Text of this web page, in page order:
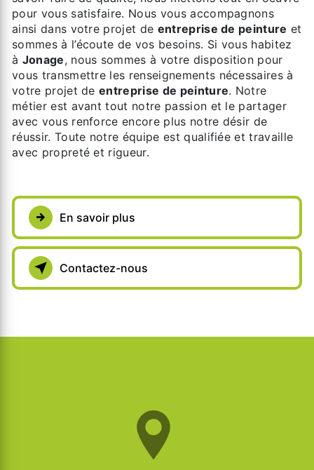
pour vous satisfaire. Nous vous accompagnons
ainsi dans votre projet de entreprise de peinture et
sommes à l’écoute de vos besoins. Si vous habitez
à Jonage, nous sommes à votre disposition pour
vous transmettre les renseignements nécessaires à
votre projet deentreprise de peinture. Notre
métier est avant tout notre passion et le partager
avec vous renforce encore plus notre désir de
réussir. Toute notre équipe est qualifiée et travaille
avec propreté et rigueur.
En savoir plus
Contactez-nous